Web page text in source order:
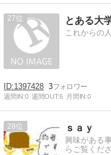
27 とある大
これからの
1397428 3
週間IN:0 週間OUT:6 月間IN:0
28 ｓａｙ
興味がある
らご覧くださ